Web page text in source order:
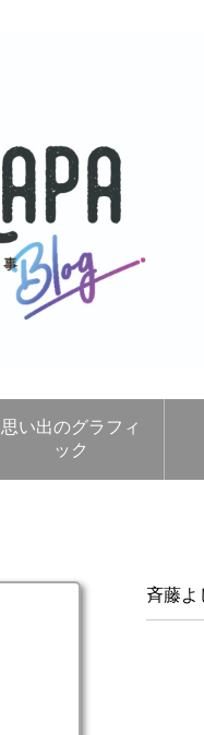
思い出のグラフィ
ック
斉藤よ